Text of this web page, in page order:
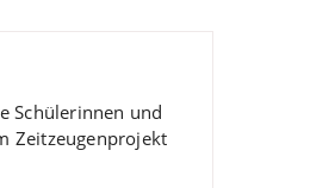
Schülerinnen und
Zeitzeugenprojekt